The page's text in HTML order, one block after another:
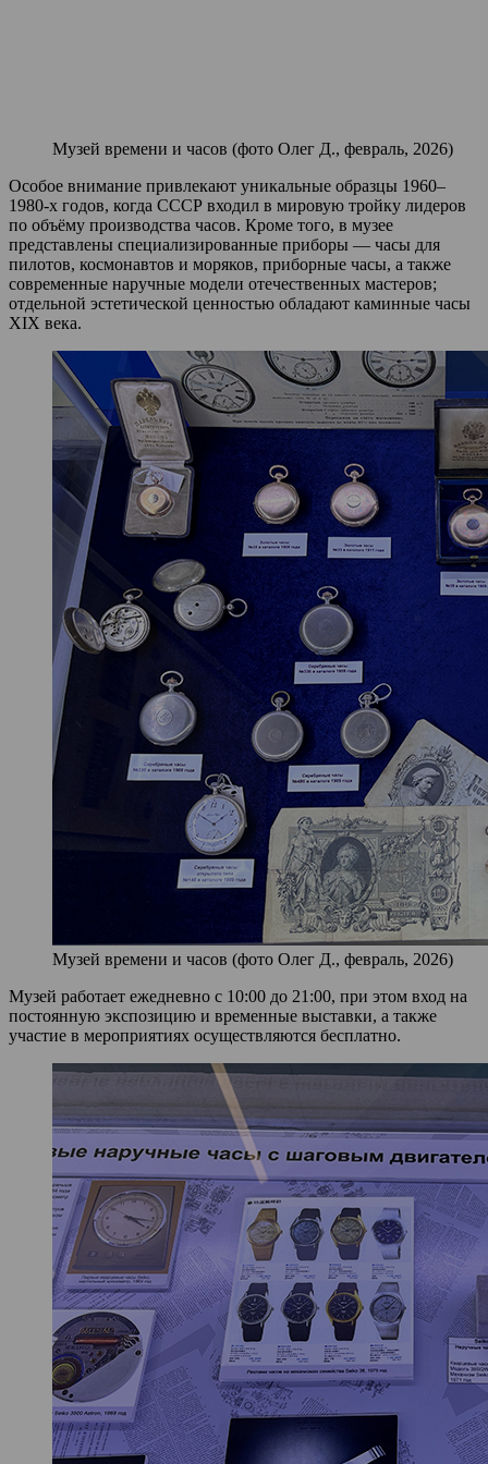
Музей времени и часов (фото Олег Д., февраль, 2026)
Особое внимание привлекают уникальные образцы 1960–
1980‑х годов, когда СССР входил в мировую тройку лидеров
по объёму производства часов. Кроме того, в музее
представлены специализированные приборы — часы для
пилотов, космонавтов и моряков, приборные часы, а также
современные наручные модели отечественных мастеров;
отдельной эстетической ценностью обладают каминные часы
XIX века.
Музей времени и часов (фото Олег Д., февраль, 2026)
Музей работает ежедневно с 10:00 до 21:00, при этом вход на
постоянную экспозицию и временные выставки, а также
участие в мероприятиях осуществляются бесплатно.